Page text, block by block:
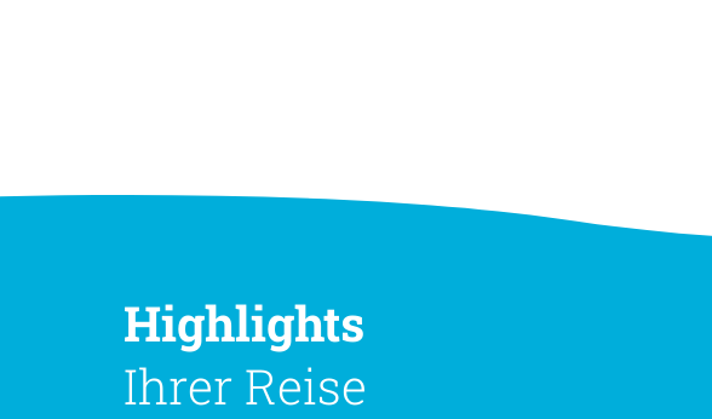
Highlights
Ihrer Reise